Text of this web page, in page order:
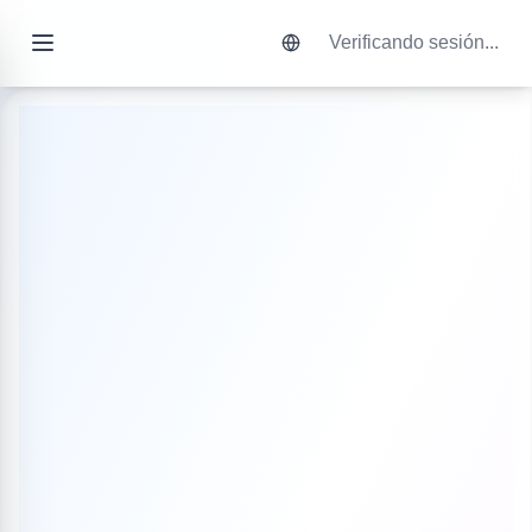
Verificando sesión...